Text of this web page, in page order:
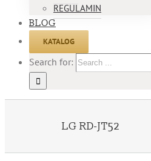
REGULAMIN
BLOG
KATALOG
Search for:
LG RD-JT52